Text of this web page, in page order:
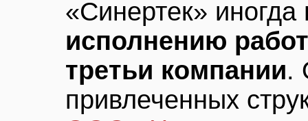
«Синертек» иногда
исполнению
третьи компании.
привлеченных